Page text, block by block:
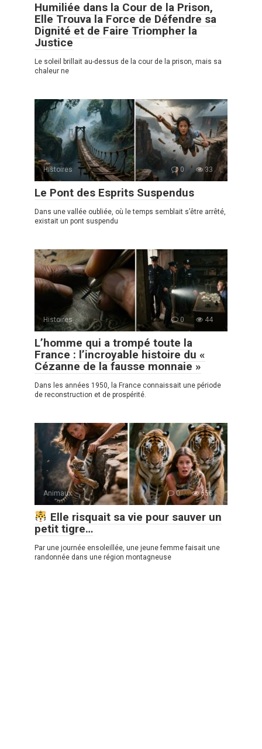
Humiliée dans la Cour de la Prison,
Elle Trouva la Force de Défendre sa
Dignité et de Faire Triompher la
Justice
Le soleil brillait au-dessus de la cour de la prison, mais sa
chaleur ne
Histoires 0 33
Le Pont des Esprits Suspendus
Dans une vallée oubliée, où le temps semblait s’être arrêté,
existait un pont suspendu
Histoires 0 44
L’homme qui a trompé toute la
France : l’incroyable histoire du «
Cézanne de la fausse monnaie »
Dans les années 1950, la France connaissait une période
de reconstruction et de prospérité.
Animaux 0 656
Elle risquait sa vie pour sauver un
petit tigre…
Par une journée ensoleillée, une jeune femme faisait une
randonnée dans une région montagneuse